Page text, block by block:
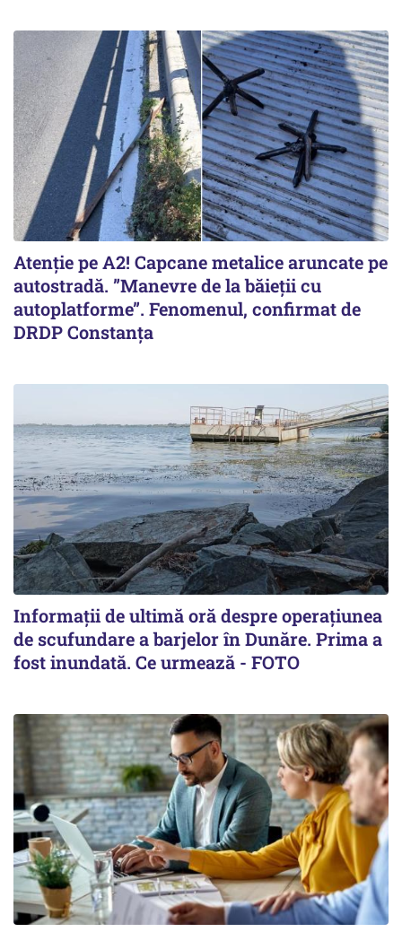
Atenție pe A2! Capcane metalice aruncate pe
autostradă. ”Manevre de la băieții cu
autoplatforme”. Fenomenul, confirmat de
DRDP Constanța
Informații de ultimă oră despre operațiunea
de scufundare a barjelor în Dunăre. Prima a
fost inundată. Ce urmează - FOTO